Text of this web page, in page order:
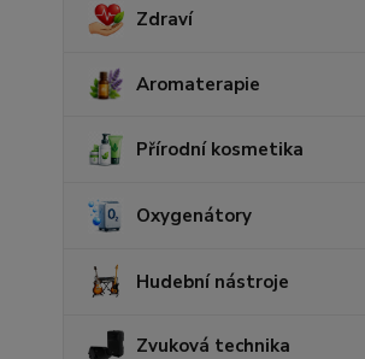
Zdraví
Aromaterapie
Přírodní kosmetika
Oxygenátory
Hudební nástroje
Zvuková technika